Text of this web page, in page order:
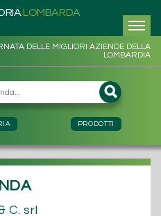
LOMBARDA
DELLE MIGLIORI AZIENDE DELLA
LOMBARDIA
PRODOTTI
C. srl